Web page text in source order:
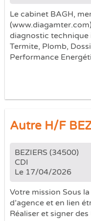
Le cabinet BAGH,
diagnostic technique
Termite, Plomb,
Performance
Autre H/F
BEZIERS (34500)
CDI
Le 17/04/2026
Votre mission Sous
d’agence et en lien
Réaliser et signer